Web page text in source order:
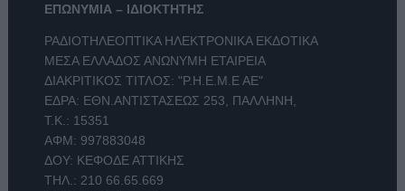
ΕΠΩΝΥΜΙΑ – ΙΔΙΟΚΤΗΤΗΣ
ΡΑΔΙΟΤΗΛΕΟΠΤΙΚΑ ΗΛΕΚΤΡΟΝΙΚΑ ΕΚΔΟΤΙΚΑ
ΜΕΣΑ ΕΛΛΑΔΟΣ ΑΝΩΝΥΜΗ ΕΤΑΙΡΕΙΑ
ΔΙΑΚΡΙΤΙΚΟΣ ΤΙΤΛΟΣ: "Ρ.Η.Ε.Μ.Ε ΑΕ"
ΕΔΡΑ: ΕΘΝ.ΑΝΤΙΣΤΑΣΕΩΣ 253, ΠΑΛΛΗΝΗ,
Τ.Κ.: 15351
ΑΦΜ: 997883048
ΔΟΥ: ΚΕΦΟΔΕ ΑΤΤΙΚΗΣ
ΤΗΛ.: 210 66.65.669